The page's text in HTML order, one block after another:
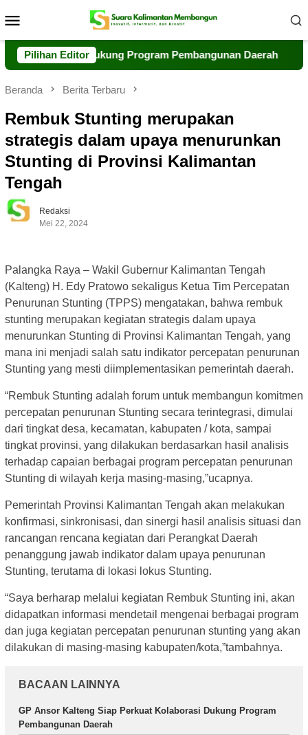
ke
Mobile
Pilihan Editor
Dukung Program Pembangunan Daerah Polri
Beranda Berita Terbaru
Rembuk Stunting merupakan
strategis dalam upaya menurunkan
Stunting di Provinsi Kalimantan
Tengah
Redaksi
Mei 22, 2024
Palangka Raya – Wakil Gubernur Kalimantan Tengah
(Kalteng) H. Edy Pratowo sekaligus Ketua Tim Percepatan
Penurunan Stunting (TPPS) mengatakan, bahwa rembuk
stunting merupakan kegiatan strategis dalam upaya
menurunkan Stunting di Provinsi Kalimantan Tengah, yang
mana ini menjadi salah satu indikator percepatan penurunan
Stunting yang mesti diimplementasikan pemerintah daerah.
“Rembuk Stunting adalah forum untuk membangun komitmen
percepatan penurunan Stunting secara terintegrasi, dimulai
dari tingkat desa, kecamatan, kabupaten / kota, sampai
tingkat provinsi, yang dilakukan berdasarkan hasil analisis
terhadap capaian berbagai program percepatan penurunan
Stunting di wilayah kerja masing-masing,”ucapnya.
Pemerintah Provinsi Kalimantan Tengah akan melakukan
konfirmasi, sinkronisasi, dan sinergi hasil analisis situasi dan
rancangan rencana kegiatan dari Perangkat Daerah
penanggung jawab indikator dalam upaya penurunan
Stunting, terutama di lokasi lokus Stunting.
“Saya berharap melalui kegiatan Rembuk Stunting ini, akan
didapatkan informasi mendetail mengenai berbagai program
dan juga kegiatan percepatan penurunan stunting yang akan
dilakukan di masing-masing kabupaten/kota,”tambahnya.
BACAAN LAINNYA
GP Ansor Kalteng Siap Perkuat Kolaborasi Dukung Program
Pembangunan Daerah